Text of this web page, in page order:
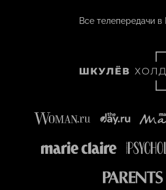
Все телепередачи в